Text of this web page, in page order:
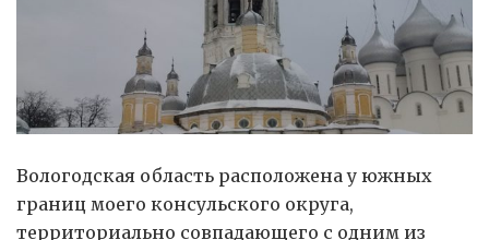
Вологодская область расположена у южных
границ моего консульского округа,
территориально совпадающего с одним из